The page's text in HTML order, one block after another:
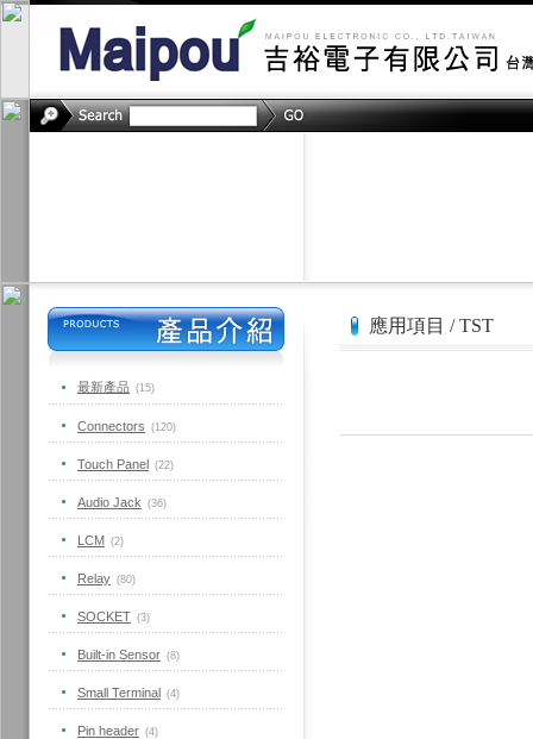
最新產品 (15)
Connectors (120)
Touch Panel (22)
Audio Jack (36)
LCM (2)
Relay (80)
SOCKET (3)
Built-in Sensor (8)
Small Terminal (4)
Pin header (4)
應用項目 / TST